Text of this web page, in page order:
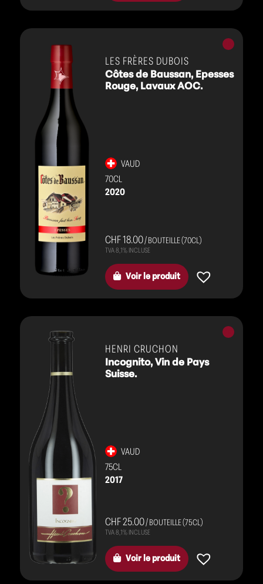
Vins
LES FRÈRES DUBOIS
Côtes de Baussan, Epesses
Rouge, Lavaux AOC.
VAUD
70CL
2020
CHF 18.00/ BOUTEILLE (70CL)
Voir le produit
Vins
HENRI CRUCHON
Incognito, Vin de Pays
Suisse.
VAUD
75CL
2017
CHF 25.00/ BOUTEILLE (75CL)
Voir le produit